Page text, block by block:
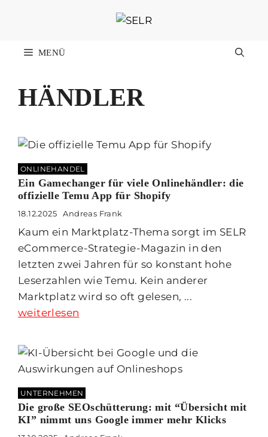
MENÜ
HÄNDLER
ONLINEHANDEL
Ein Gamechanger für viele Onlinehändler: die
offizielle Temu App für Shopify
18.12.2025 Andreas Frank
Kaum ein Marktplatz-Thema sorgt im SELR
eCommerce-Strategie-Magazin in den
letzten zwei Jahren für so konstant hohe
Leserzahlen wie Temu. Kein anderer
Marktplatz wird so oft gelesen, ...
weiterlesen
UNTERNEHMEN
Die große SEOschütterung: mit “Übersicht mit
KI” nimmt uns Google immer mehr Klicks